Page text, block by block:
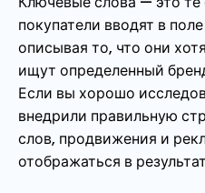
покупатели вводят в
описывая то, что они
ищут определенный
Если вы хорошо
внедрили правильную
слов, продвижения и
отображаться в